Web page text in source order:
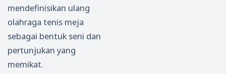
mendefinisikan ulang
olahraga tenis meja
sebagai bentuk seni dan
pertunjukan yang
memikat.